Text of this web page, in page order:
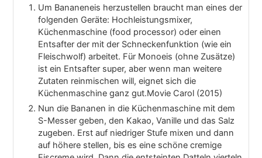
Um Bananeneis herzustellen braucht man eines der
folgenden Geräte: Hochleistungsmixer,
Küchenmaschine (food processor) oder einen
Entsafter der mit der Schneckenfunktion (wie ein
Fleischwolf) arbeitet. Für Monoeis (ohne Zusätze)
ist ein Entsafter super, aber wenn man weitere
Zutaten reinmischen will, eignet sich die
Küchenmaschine ganz gut.Movie Carol (2015)
Nun die Bananen in die Küchenmaschine mit dem
S-Messer geben, den Kakao, Vanille und das Salz
zugeben. Erst auf niedriger Stufe mixen und dann
auf höhere stellen, bis es eine schöne cremige